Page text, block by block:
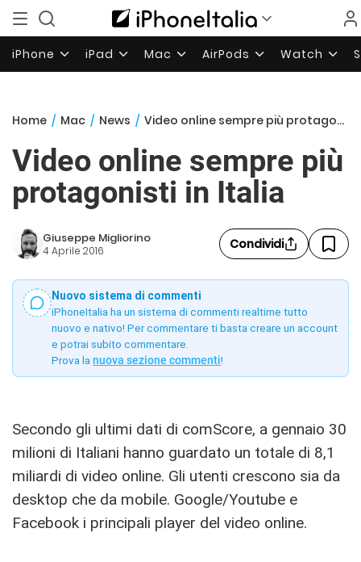
iPhone iPad Mac AirPods Watch
Home / Mac / News / Video online sempre più protagonisti in Italia
Video online sempre più
protagonisti in Italia
Giuseppe Migliorino
4 Aprile 2016 Condividi
Nuovo sistema di commenti
iPhoneItalia ha un sistema di commenti realtime tutto
nuovo e nativo! Per commentare ti basta creare un account
e potrai subito commentare.
Prova la nuova sezione commenti!
Secondo gli ultimi dati di comScore, a gennaio 30
milioni di Italiani hanno guardato un totale di 8,1
miliardi di video online. Gli utenti crescono sia da
desktop che da mobile. Google/Youtube e
Facebook i principali player del video online.